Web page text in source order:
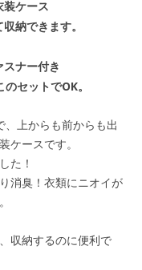
ケース
納できます。
ナー付き
セットでOK。
上からも前からも出
ケースです。
た！
消臭！衣類にニオイが
収納するのに便利で